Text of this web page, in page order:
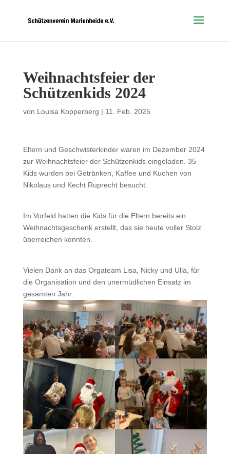
Weihnachtsfeier der
Schützenkids 2024
von Louisa Kopperberg | 11. Feb. 2025
Eltern und Geschwisterkinder waren im Dezember 2024
zur Weihnachtsfeier der Schützenkids eingeladen. 35
Kids wurden bei Getränken, Kaffee und Kuchen von
Nikolaus und Kecht Ruprecht besucht.
Im Vorfeld hatten die Kids für die Eltern bereits ein
Weihnachtsgeschenk erstellt, das sie heute voller Stolz
überreichen konnten.
Vielen Dank an das Orgateam Lisa, Nicky und Ulla, für
die Organisation und den unermüdlichen Einsatz im
gesamten Jahr.